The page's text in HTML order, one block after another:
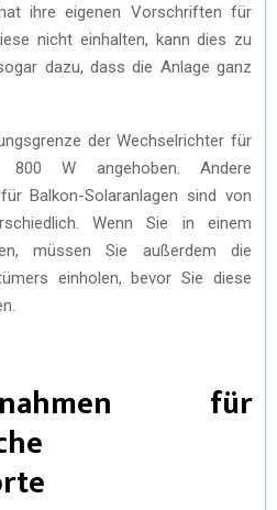
ihre eigenen Vorschriften für
nicht einhalten, kann dies zu
dazu, dass die Anlage ganz
der Wechselrichter für
800 W angehoben. Andere
Balkon-Solaranlagen sind von
Wenn Sie in einem
müssen Sie außerdem die
einholen, bevor Sie diese
für